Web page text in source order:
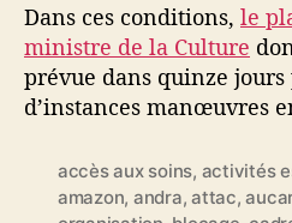
Dans ces conditions, le
ministre de la Culture
prévue dans quinze
d’instances manœuvres
accès aux soins, activités
amazon, andra,attac,